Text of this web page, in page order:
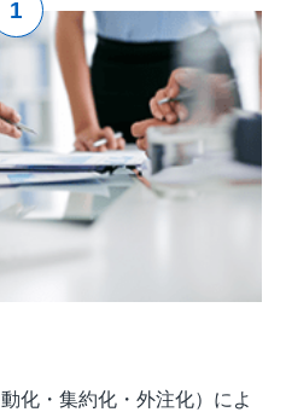
1
化・集約化・外注化）によ